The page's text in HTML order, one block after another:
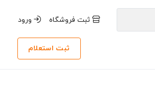
ثبت فروشگاه ورود
ثبت استعلام